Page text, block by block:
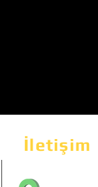
İletişim